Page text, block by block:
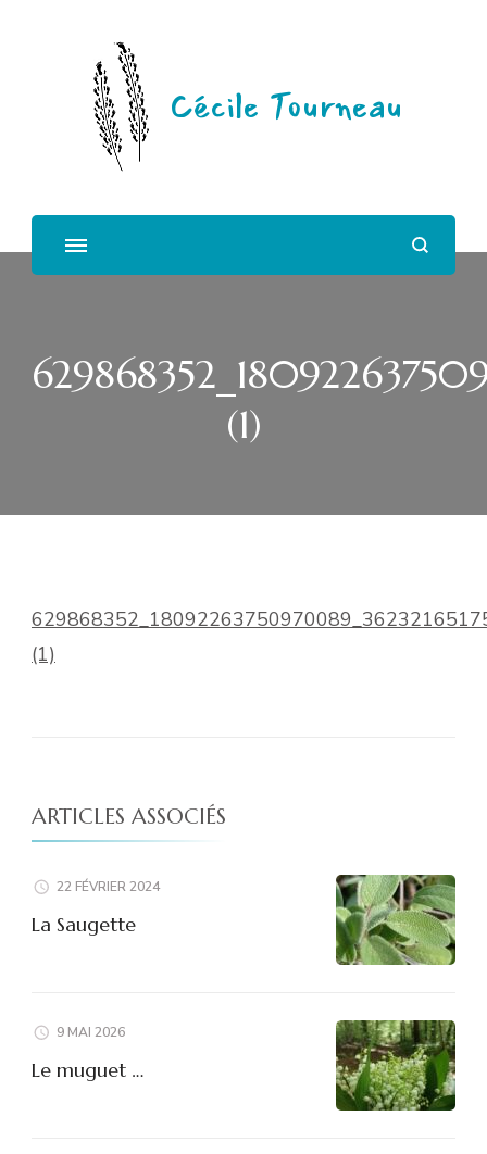
Cécile Tourneau
(1)
(1)
ARTICLES ASSOCIÉS
22 FÉVRIER 2024
La Saugette
9 MAI 2026
Le muguet …